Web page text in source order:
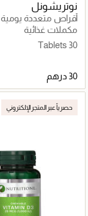
نوتريشونل
أقراص متعددة يومية
مكملات غذائية
30 Tablets
حصرياً عبر المتجر الإلكتروني